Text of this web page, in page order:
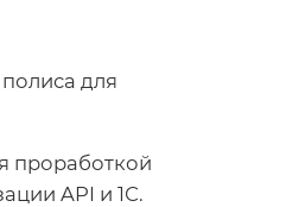
для
проработкой
API и 1С.